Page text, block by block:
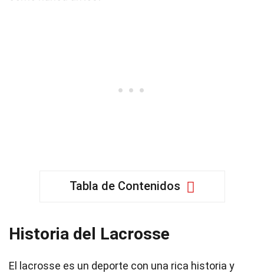
Tabla de Contenidos
Historia del Lacrosse
El lacrosse es un deporte con una rica historia y